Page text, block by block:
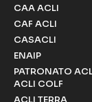
CAA ACLI
CAF ACLI
CASACLI
ENAIP
PATRONATO
ACLI COLF